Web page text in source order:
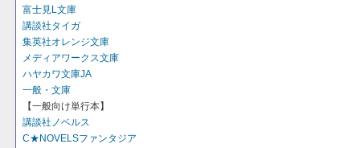
富士見L文庫
講談社タイガ
集英社オレンジ文庫
メディアワークス文庫
ハヤカワ文庫JA
一般・文庫
【一般向け単行本】
講談社ノベルス
C★NOVELSファンタジア